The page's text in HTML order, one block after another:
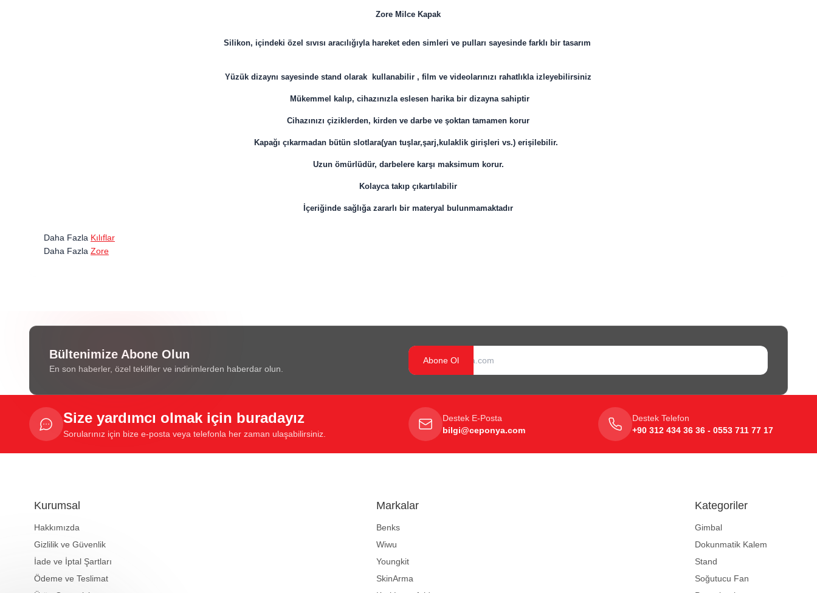
​Zore Milce Kapak
Silikon, içindeki özel sıvısı aracılığıyla hareket eden simleri ve pulları sayesinde farklı bir tasarım
Yüzük dizaynı sayesinde stand olarak kullanabilir , film ve videolarınızı rahatlıkla izleyebilirsiniz
Mükemmel kalıp, cihazınızla eslesen harika bir dizayna sahiptir
Cihazınızı çiziklerden, kirden ve darbe ve şoktan tamamen korur
Kapağı çıkarmadan bütün slotlara(yan tuşlar,şarj,kulaklik girişleri vs.) erişilebilir.
Uzun ömürlüdür, darbelere karşı maksimum korur.
Kolayca takıp çıkartılabilir
İçeriğinde sağlığa zararlı bir materyal bulunmamaktadır
Daha Fazla Kılıflar
Daha Fazla Zore
Bültenimize Abone Olun
En son haberler, özel teklifler ve indirimlerden haberdar olun.
Abone Ol
Size yardımcı olmak için buradayız
Sorularınız için bize e-posta veya telefonla her zaman ulaşabilirsiniz.
Destek E-Posta
bilgi@ceponya.com
Destek Telefon
+90 312 434 36 36 - 0553 711 77 17
Kurumsal
Hakkımızda
Gizlilik ve Güvenlik
İade ve İptal Şartları
Ödeme ve Teslimat
Markalar
Benks
Wiwu
Youngkit
SkinArma
Kategoriler
Gimbal
Dokunmatik Kalem
Stand
Soğutucu Fan